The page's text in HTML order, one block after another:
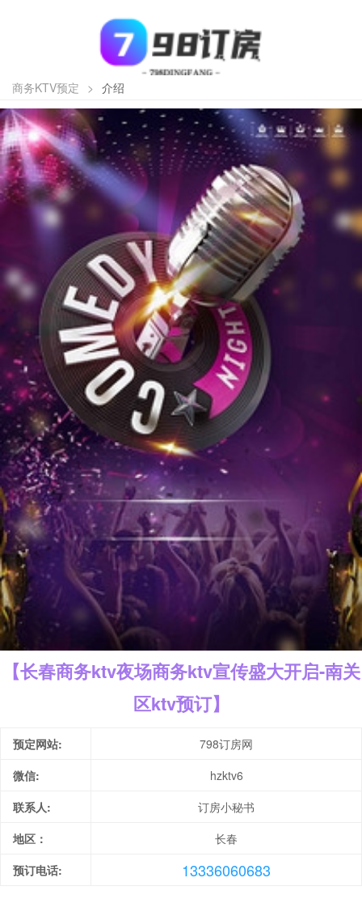
商务KTV预定 > 介绍
【长春商务ktv夜场商务ktv宣传盛大开启-南关
区ktv预订】
预定网站:
798订房网
微信:
hzktv6
联系人:
订房小秘书
地区：
长春
预订电话:
13336060683